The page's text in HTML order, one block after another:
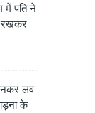
में पति ने
रखकर
लव
के